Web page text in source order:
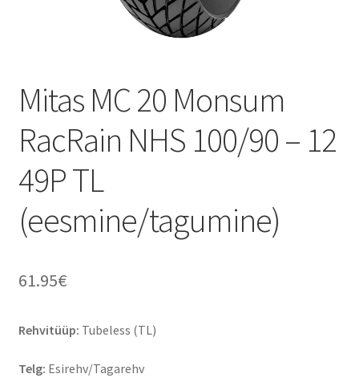
Mitas MC 20 Monsum
RacRain NHS 100/90 – 12
49P TL
(eesmine/tagumine)
61.95€
Rehvitüüp: Tubeless (TL)
Telg: Esirehv/Tagarehv